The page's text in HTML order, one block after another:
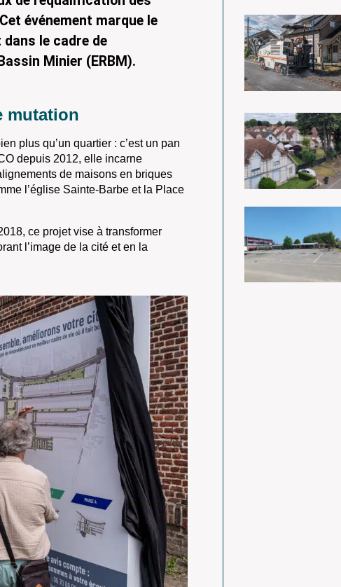
événement marque le
le cadre de
Minier (ERBM).
mutation
plus qu’un quartier : c’est un pan
depuis 2012, elle incarne
de maisons en briques
l’église Sainte-Barbe et la Place
ce projet vise à transformer
l’image de la cité et en la